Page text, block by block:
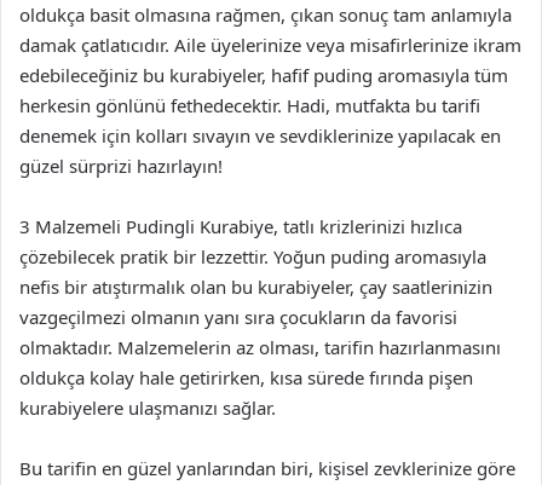
oldukça basit olmasına rağmen, çıkan sonuç tam anlamıyla
damak çatlatıcıdır. Aile üyelerinize veya misafirlerinize ikram
edebileceğiniz bu kurabiyeler, hafif puding aromasıyla tüm
herkesin gönlünü fethedecektir. Hadi, mutfakta bu tarifi
denemek için kolları sıvayın ve sevdiklerinize yapılacak en
güzel sürprizi hazırlayın!
3 Malzemeli Pudingli Kurabiye, tatlı krizlerinizi hızlıca
çözebilecek pratik bir lezzettir. Yoğun puding aromasıyla
nefis bir atıştırmalık olan bu kurabiyeler, çay saatlerinizin
vazgeçilmezi olmanın yanı sıra çocukların da favorisi
olmaktadır. Malzemelerin az olması, tarifin hazırlanmasını
oldukça kolay hale getirirken, kısa sürede fırında pişen
kurabiyelere ulaşmanızı sağlar.
Bu tarifin en güzel yanlarından biri, kişisel zevklerinize göre